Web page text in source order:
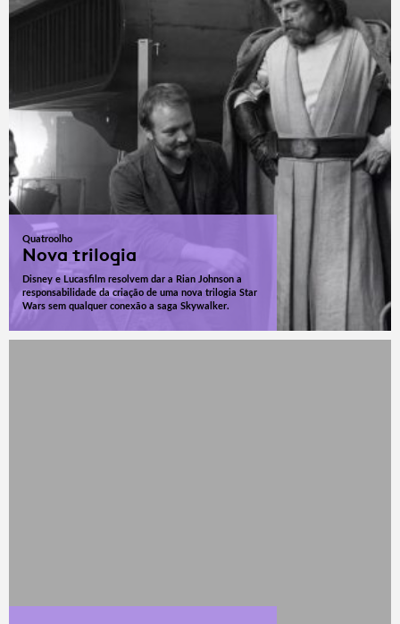
Quatroolho
Nova trilogia
Disney e Lucasfilm resolvem dar a Rian Johnson a
responsabilidade da criação de uma nova trilogia Star
Wars sem qualquer conexão a saga Skywalker.